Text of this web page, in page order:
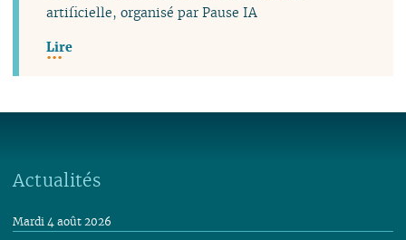
artificielle, organisé par Pause IA
Lire
Actualités
Mardi 4 août 2026